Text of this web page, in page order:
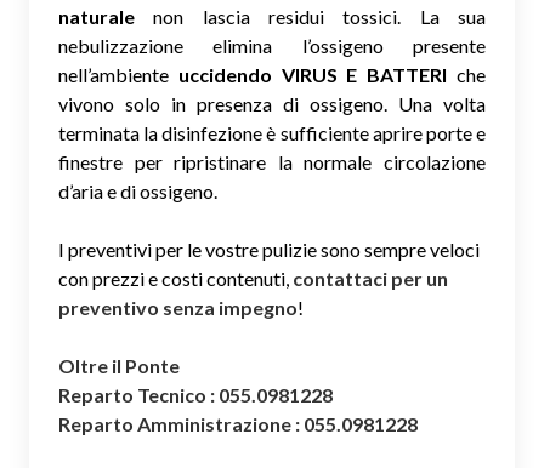
naturale non lascia residui tossici. La sua
nebulizzazione elimina l’ossigeno presente
nell’ambiente uccidendo VIRUS E BATTERI che
vivono solo in presenza di ossigeno. Una volta
terminata la disinfezione è sufficiente aprire porte e
finestre per ripristinare la normale circolazione
d’aria e di ossigeno.
I preventivi per le vostre pulizie sono sempre veloci
con prezzi e costi contenuti, contattaci per un
preventivo senza impegno!
Oltre il Ponte
Reparto Tecnico : 055.0981228
Reparto Amministrazione : 055.0981228